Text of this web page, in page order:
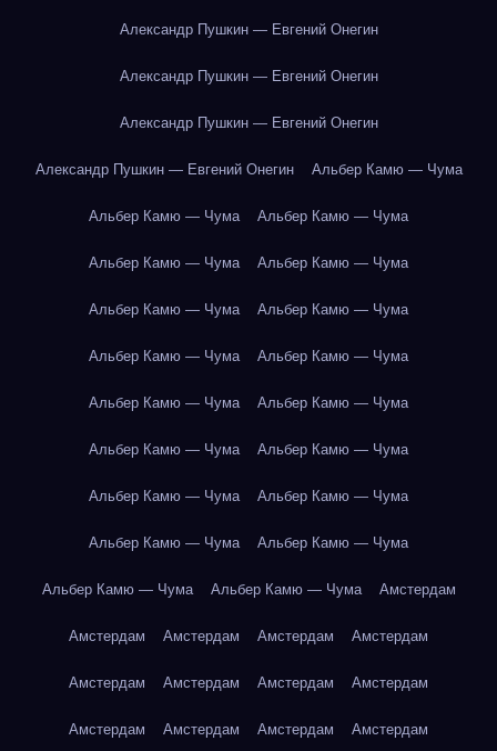
Александр Пушкин — Евгений Онегин
Александр Пушкин — Евгений Онегин
Александр Пушкин — Евгений Онегин
Александр Пушкин — Евгений Онегин Альбер Камю — Чума
Альбер Камю — Чума Альбер Камю — Чума
Альбер Камю — Чума Альбер Камю — Чума
Альбер Камю — Чума Альбер Камю — Чума
Альбер Камю — Чума Альбер Камю — Чума
Альбер Камю — Чума Альбер Камю — Чума
Альбер Камю — Чума Альбер Камю — Чума
Альбер Камю — Чума Альбер Камю — Чума
Альбер Камю — Чума Альбер Камю — Чума
Альбер Камю — Чума Альбер Камю — Чума Амстердам
Амстердам Амстердам Амстердам Амстердам
Амстердам Амстердам Амстердам Амстердам
Амстердам Амстердам Амстердам Амстердам